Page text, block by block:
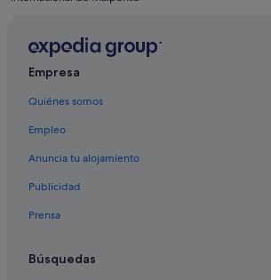
Albergues en Ferno
Hoteles cerca de A. Internacional de Malpensa
Casorate Sempione hoteles
Hoteles baratos en Gallarate
Empresa
Quiénes somos
Empleo
Anuncia tu alojamiento
Publicidad
Prensa
Búsquedas